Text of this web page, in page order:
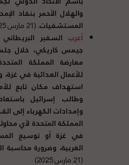
والهلال الأحمر بنفاد
المستشفيات.(21 مارس 2025)
أعرب السفير
جيمس كاريكي، خلال
معارضة المملكة
للأعمال العدائية في
استهداف مكان تابع
وطالب إسرائيل
وإمدادات الكهرباء إلى
المملكة المتحدة لأي
في غزة أو توسيع
الغربية، وضرورة محاسبة
(21 مارس 2025)